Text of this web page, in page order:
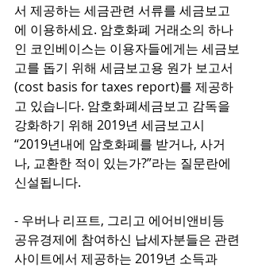
서 제공하는 세금관련 서류를 세금보고
에 이용하세요. 암호화폐 거래소의 하나
인 코인베이스는 이용자들에게는 세금보
고를 돕기 위해 세금보고용 원가 보고서
(cost basis for taxes report)를 제공하
고 있습니다. 암호화폐세금보고 감독을
강화하기 위해 2019년 세금보고시
“2019년내에 암호화폐를 받거나, 사거
나, 교환한 적이 있는가?”라는 질문란에
신설됩니다.
- 우버나 리프트, 그리고 에어비앤비등
공유경제에 참여하신 납세자분들은 관련
사이트에서 제공하는 2019년 소득과